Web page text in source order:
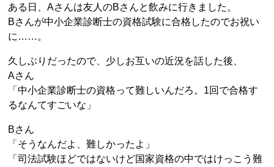
ある日、Aさんは友人のBさんと飲みに行きました。
Bさんが中小企業診断士の資格試験に合格したのでお祝い
に……。
久しぶりだったので、少しお互いの近況を話した後、
Aさん
「中小企業診断士の資格って難しいんだろ。1回で合格す
るなんてすごいな」
Bさん
「そうなんだよ、難しかったよ」
「司法試験ほどではないけど国家資格の中ではけっこう難